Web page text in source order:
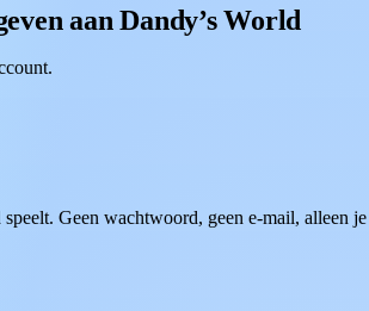
aan Dandy’s World
Geen wachtwoord, geen e-mail, alleen je